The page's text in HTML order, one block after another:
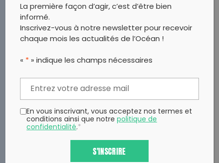
La première façon d’agir, c’est d’être bien
informé.
Inscrivez-vous à notre newsletter pour recevoir
chaque mois les actualités de l’Océan !
« * » indique les champs nécessaires
En vous inscrivant, vous acceptez nos termes et
conditions ainsi que notrepolitique de
confidentialité.*
S'INSCRIRE